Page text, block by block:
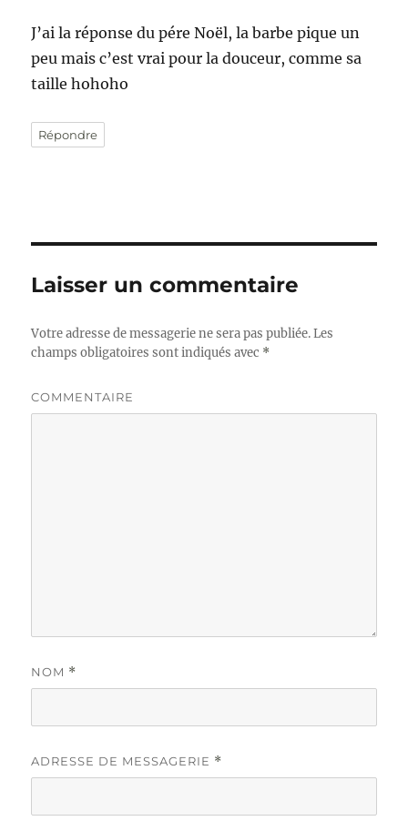
J’ai la réponse du pére Noël, la barbe pique un
peu mais c’est vrai pour la douceur, comme sa
taille hohoho
Répondre
Laisser un commentaire
Votre adresse de messagerie ne sera pas publiée.Les
champs obligatoires sont indiqués avec *
COMMENTAIRE
NOM *
ADRESSE DE MESSAGERIE *